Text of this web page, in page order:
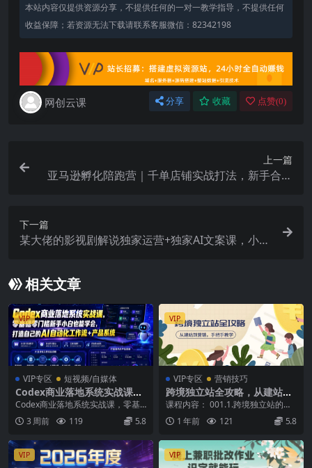
本站内容仅提供资源分享，不提供任何的一对一教学指导，不提供任何
收益保障；若资源无法下载请联系客服微信：82342198
网创云课 分享 收藏 点赞(0)
上一篇
亚马逊孵化陪跑营｜千单店铺实战打法，新手合规
下一篇
某大佬的影视剧解说独家运营+独家AI文案课，小白
利
相关文章
VIP
VIP专区 短视频/自媒体
Codex商业落地系统实战课，
零基础零门槛新手小白也能学
会，打造自己的AI自动化工作
流+产品系统
Codex商业落地系统实战课，零基
础零门槛新手小白也能学会，打造
自己的AI自动化...
3 周前 119 5.8
VIP
VIP专区 营销技巧
跨境独立站全攻略，从建站到
营销，手把手教学，资源全推
荐！
课程内容： 001.1.跨境独立站的基
础认知，不同商品的建站选择和物
流方式选择(...
1 年前 121 5.8
VIP VIP